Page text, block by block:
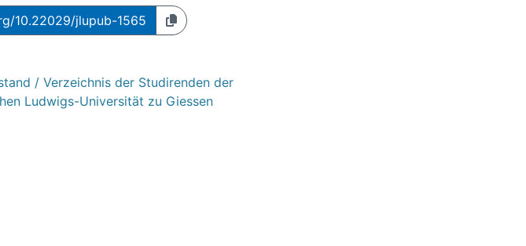
10.22029/jlupub-1565
/ Verzeichnis der Studirenden der
Ludwigs-Universität zu Giessen